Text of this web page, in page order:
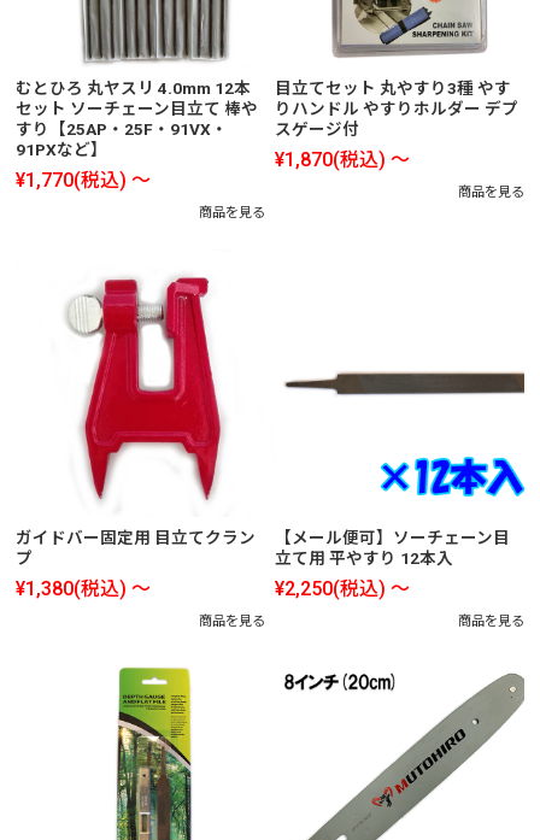
むとひろ 丸ヤスリ 4.0mm 12本
セット ソーチェーン目立て 棒や
すり【25AP・25F・91VX・
91PXなど】
¥1,770(税込) ～
商品を見る
目立てセット 丸やすり3種 やす
りハンドル やすりホルダー デプ
スゲージ付
¥1,870(税込) ～
商品を見る
ガイドバー固定用 目立てクラン
プ
¥1,380(税込) ～
商品を見る
【メール便可】ソーチェーン目
立て用 平やすり 12本入
¥2,250(税込) ～
商品を見る